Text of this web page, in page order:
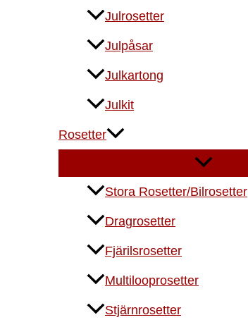
Julrosetter
Julpåsar
Julkartong
Julkit
Rosetter
Stora Rosetter/Bilrosetter
Dragrosetter
Fjärilsrosetter
Multilooprosetter
Stjärnrosetter